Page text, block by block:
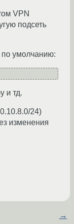
VPN
подсеть
умолчанию:
и тд.
24)
изменения
→